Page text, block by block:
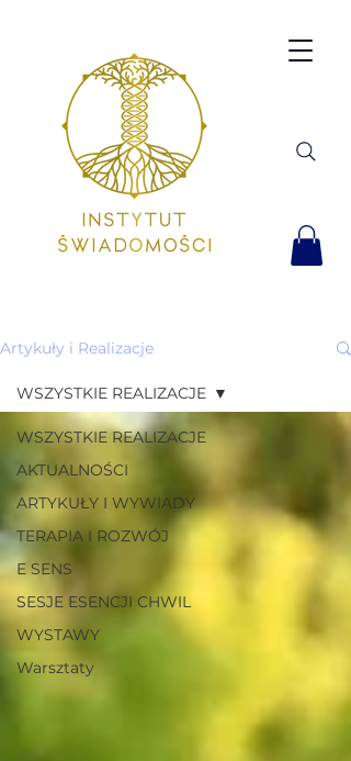
Artykuły i Realizacje
WSZYSTKIE REALIZACJE
AKTUALNOŚCI
ARTYKUŁY I WYWIADY
TERAPIA I ROZWÓJ
E SENS
SESJE ESENCJI CHWIL
WYSTAWY
Warsztaty
WSZYSTKIE REALIZACJE